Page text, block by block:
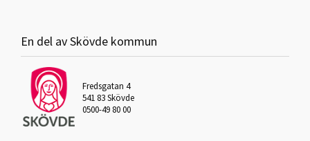
En del av Skövde kommun
Fredsgatan 4
541 83 Skövde
0500-49 80 00